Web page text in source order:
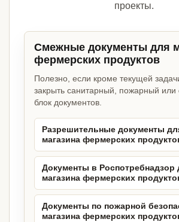
проекты.
Смежные документы для
фермерских продуктов
Полезно, если кроме текущей
закрыть санитарный, пожарный или
блок документов.
Разрешительные документы
магазина фермерских
Документы в Роспотребнадзор
магазина фермерских
Документы по пожарной
магазина фермерских